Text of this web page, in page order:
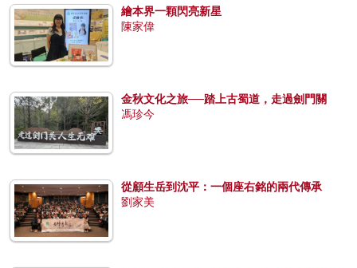
繪本界一顆閃亮新星
陳家偉
金秋文化之旅──踏上古蜀道，走過劍門關
馮珍今
從顧生岳到沈平：一個座右銘的兩代傳承
劉家美